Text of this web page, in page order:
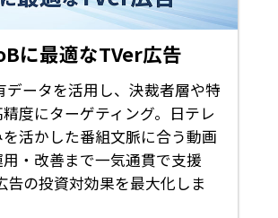
に最適なTVer広告
データを活用し、決裁者層や特
度にターゲティング。日テレ
活かした番組文脈に合う動画
・改善まで一気通貫で支援
告の投資対効果を最大化しま